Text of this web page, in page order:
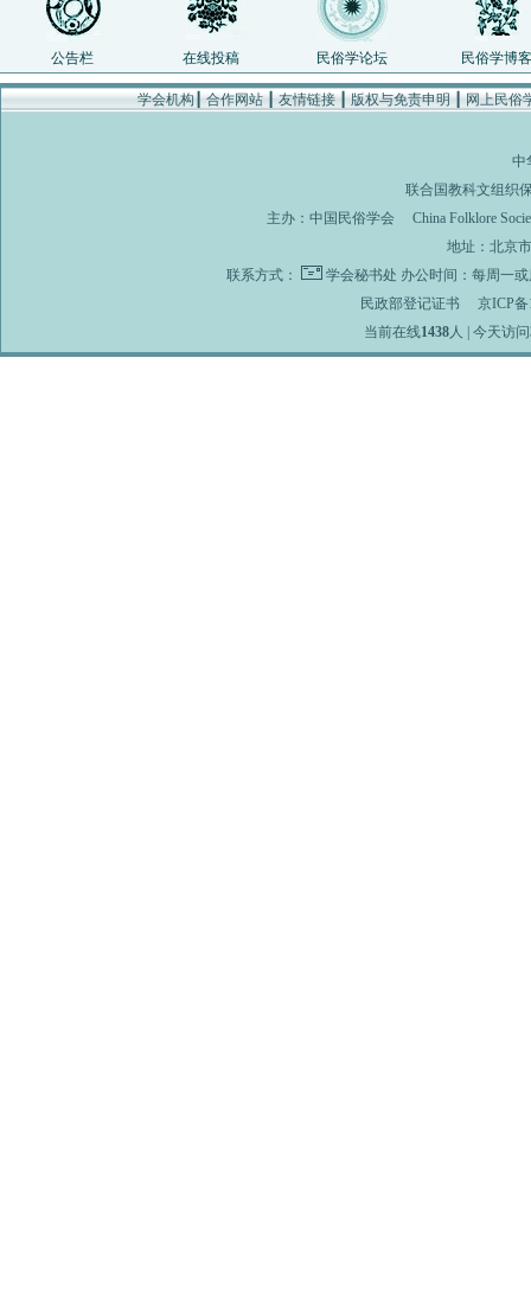
公告栏 在线投稿 民俗学论坛 民俗学博客
学会机构┃合作网站┃友情链接┃版权与免责申明┃网上民俗
中
联合国教科文组织
主办： 中国民俗学会
China Folklore
地址：北京
联系方式：
学会秘书处 办公时间：每周一
民政部登记证书
京ICP备
当前在线1438人 | 今天访问